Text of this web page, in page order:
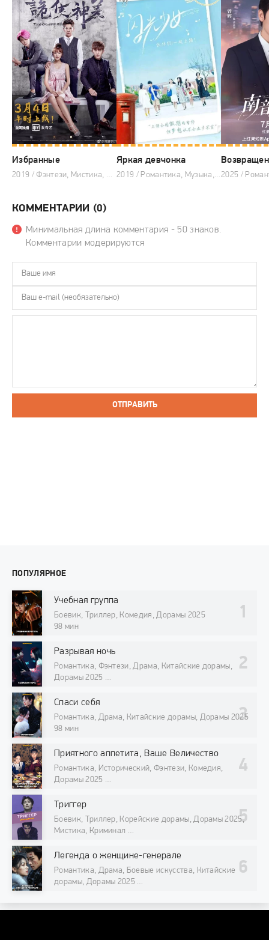
Избранные
2019 / Фэнтези, Мистика, Комедия, Китайские дорамы
Яркая девчонка
2019 / Романтика, Музыка, Комедия, Китайские дорамы
КОММЕНТАРИИ (0)
Минимальная длина комментария - 50 знаков.
Комментарии модерируются
ОТПРАВИТЬ
ПОПУЛЯРНОЕ
Учебная группа
Боевик, Триллер, Комедия, Дорамы 2025
98 мин
Разрывая ночь
Романтика, Фэнтези, Драма, Китайские дорамы,
Дорамы 2025
Спаси себя
Романтика, Драма, Китайские дорамы, Дорамы 2025
98 мин
Приятного аппетита, Ваше Величество
Романтика, Исторический, Фэнтези, Комедия,
Дорамы 2025
Триггер
Боевик, Триллер, Корейские дорамы, Дорамы 2025,
Мистика, Криминал
Легенда о женщине-генерале
Романтика, Драма, Боевые искусства, Китайские
дорамы, Дорамы 2025